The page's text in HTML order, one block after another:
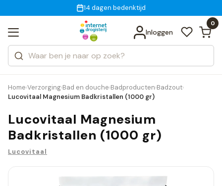
voor 18:00 uur besteld
Gratis bezorging
14 dagen bedenktijd
Inloggen
0
Zoeken
Categorieën
Merken
Bekijk alle resultaten
Home›Verzorging›Bad en douche›Badproducten›Badzout›
Lucovitaal Magnesium Badkristallen (1000 gr)
Lucovitaal Magnesium
Badkristallen (1000 gr)
Lucovitaal